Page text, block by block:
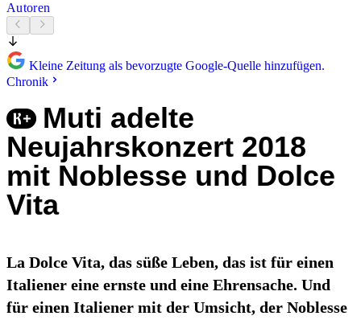
Autoren
Kleine Zeitung als bevorzugte Google-Quelle hinzufügen.
Chronik
Muti adelte
Neujahrskonzert 2018
mit Noblesse und Dolce
Vita
La Dolce Vita, das süße Leben, das ist für einen
Italiener eine ernste und eine Ehrensache. Und
für einen Italiener mit der Umsicht, der Noblesse